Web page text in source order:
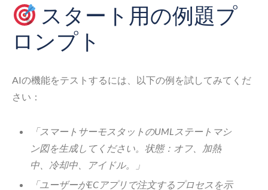
スタート用の例題プ
ロンプト
AIの機能をテストするには、以下の例を試してみてくだ
さい：
「スマートサーモスタットのUMLステートマシ
ン図を生成してください。状態：オフ、加熱
中、冷却中、アイドル。」
「ユーザーがECアプリで注文するプロセスを示